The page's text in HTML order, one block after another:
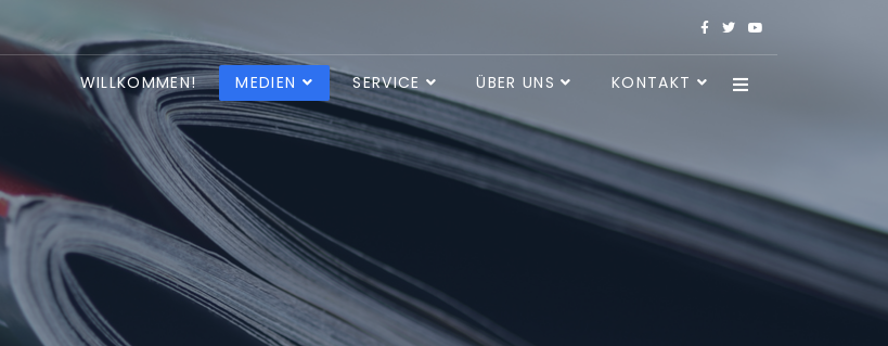
WILLKOMMEN! MEDIEN SERVICE ÜBER UNS KONTAKT